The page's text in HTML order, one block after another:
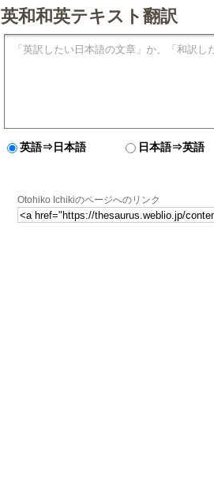
英和和英テキスト翻訳
英語⇒日本語 日本語⇒英語
Otohiko Ichikiのページへのリンク